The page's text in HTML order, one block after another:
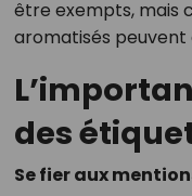
être exempts, mais
aromatisés peuvent
des
Se fier aux